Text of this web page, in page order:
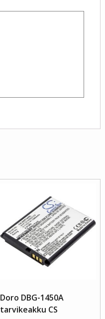
Doro DBG-1450A
tarvikeakku CS